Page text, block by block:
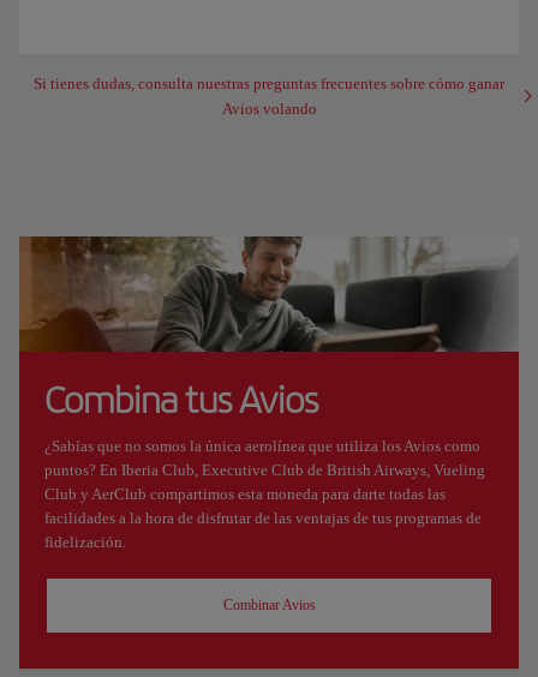
Si tienes dudas, consulta nuestras preguntas frecuentes sobre cómo ganar
Avios volando
Combina tus Avios
¿Sabías que no somos la única aerolínea que utiliza los Avios como
puntos? En Iberia Club, Executive Club de British Airways, Vueling
Club y AerClub compartimos esta moneda para darte todas las
facilidades a la hora de disfrutar de las ventajas de tus programas de
fidelización.
Combinar Avios